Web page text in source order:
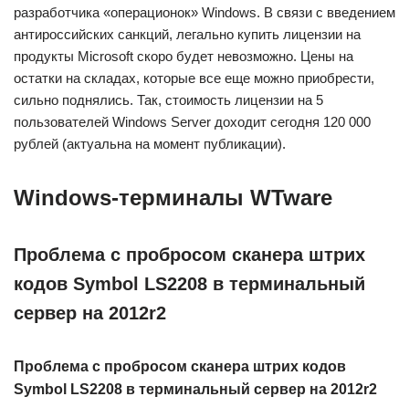
разработчика «операционок» Windows. В связи с введением
антироссийских санкций, легально купить лицензии на
продукты Microsoft скоро будет невозможно. Цены на
остатки на складах, которые все еще можно приобрести,
сильно поднялись. Так, стоимость лицензии на 5
пользователей Windows Server доходит сегодня 120 000
рублей (актуальна на момент публикации).
Windows-терминалы WTware
Проблема с пробросом сканера штрих
кодов Symbol LS2208 в терминальный
сервер на 2012r2
Проблема с пробросом сканера штрих кодов
Symbol LS2208 в терминальный сервер на 2012r2